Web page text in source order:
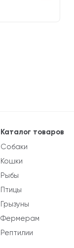
Каталог товаров
Собаки
Кошки
Рыбы
Птицы
Грызуны
Фермерам
Рептилии